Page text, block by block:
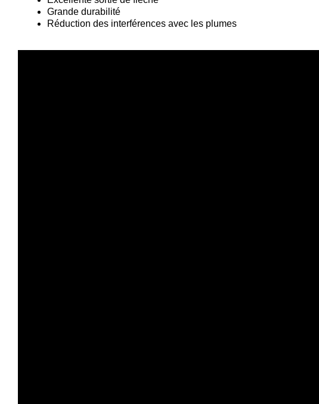
Grande durabilité
Réduction des interférences avec les plumes